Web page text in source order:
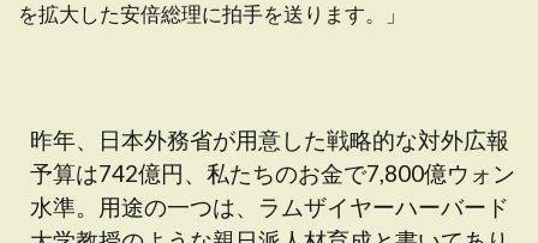
を拡大した安倍総理に拍手を送ります。」
昨年、日本外務省が用意した戦略的な対外広報
予算は742億円、私たちのお金で7,800億ウォン
水準。用途の一つは、ラムザイヤーハーバード